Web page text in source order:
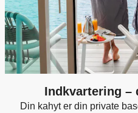
Indkvartering –
Din kahyt er din private